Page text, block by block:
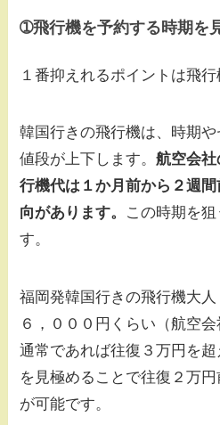
➀飛行機を予約する時期を
１番抑えれるポイントは飛行
韓国行きの飛行機は、時期や
値段が上下します。航空会
行機代は１か月前から２週
向があります。 この時期を
す。
福岡発韓国行きの飛行機大人
６，０００円くらい（航空会
通常であれば往復３万円を
を見極めることで往復２万
が可能です。